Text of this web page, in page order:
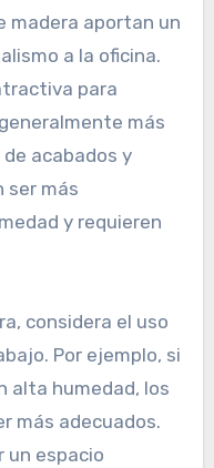
madera aportan un
a la oficina.
para
más
acabados y
ser más
y requieren
considera el uso
Por ejemplo, si
alta humedad, los
más adecuados.
un espacio